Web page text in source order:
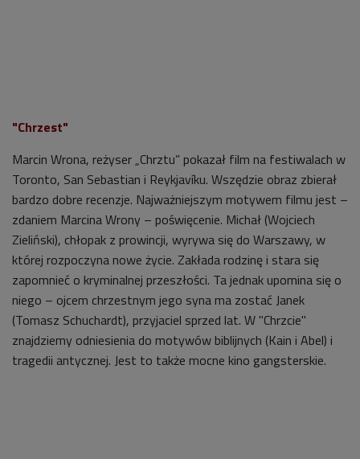
"Chrzest"
Marcin Wrona, reżyser „Chrztu” pokazał film na festiwalach w
Toronto, San Sebastian i Reykjavíku. Wszędzie obraz zbierał
bardzo dobre recenzje. Najważniejszym motywem filmu jest –
zdaniem Marcina Wrony – poświęcenie. Michał (Wojciech
Zieliński), chłopak z prowincji, wyrywa się do Warszawy, w
której rozpoczyna nowe życie. Zakłada rodzinę i stara się
zapomnieć o kryminalnej przeszłości. Ta jednak upomina się o
niego – ojcem chrzestnym jego syna ma zostać Janek
(Tomasz Schuchardt), przyjaciel sprzed lat. W "Chrzcie"
znajdziemy odniesienia do motywów biblijnych (Kain i Abel) i
tragedii antycznej. Jest to także mocne kino gangsterskie.